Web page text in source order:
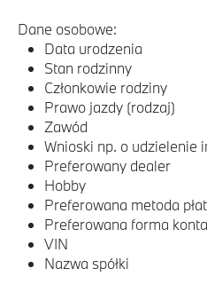
Dane osobowe:
Data urodzenia
Stan rodzinny
Członkowie rodziny
Prawo jazdy (rodzaj)
Zawód
Wnioski np. o udzielenie
Preferowany dealer
Hobby
Preferowana metoda
Preferowana forma
VIN
Nazwa spółki